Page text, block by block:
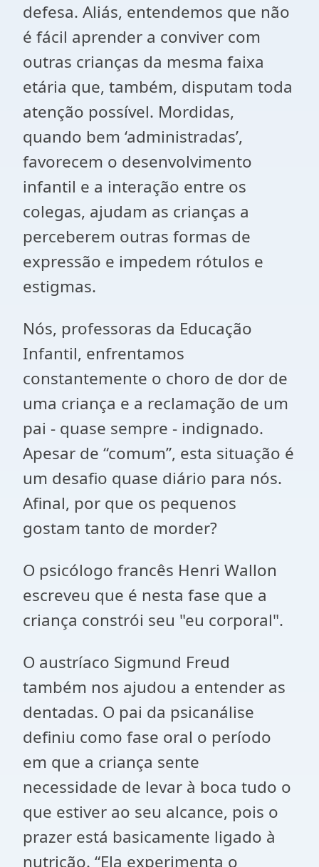
defesa. Aliás, entendemos que não
é fácil aprender a conviver com
outras crianças da mesma faixa
etária que, também, disputam toda
atenção possível. Mordidas,
quando bem ‘administradas’,
favorecem o desenvolvimento
infantil e a interação entre os
colegas, ajudam as crianças a
perceberem outras formas de
expressão e impedem rótulos e
estigmas.
Nós, professoras da Educação
Infantil, enfrentamos
constantemente o choro de dor de
uma criança e a reclamação de um
pai - quase sempre - indignado.
Apesar de “comum”, esta situação é
um desafio quase diário para nós.
Afinal, por que os pequenos
gostam tanto de morder?
O psicólogo francês Henri Wallon
escreveu que é nesta fase que a
criança constrói seu "eu corporal".
O austríaco Sigmund Freud
também nos ajudou a entender as
dentadas. O pai da psicanálise
definiu como fase oral o período
em que a criança sente
necessidade de levar à boca tudo o
que estiver ao seu alcance, pois o
prazer está basicamente ligado à
nutrição. “Ela experimenta o